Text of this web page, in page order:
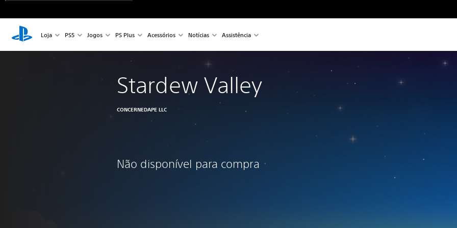
Loja PS5 Jogos PS Plus Acessórios Notícias Assistência
Stardew Valley
CONCERNEDAPE LLC
Não disponível para compra